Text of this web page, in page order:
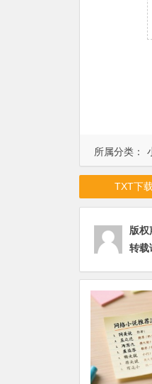
所属分类：
TXT下载
版权
转载